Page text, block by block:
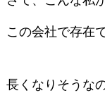
この会社で存在
長くなりそうな